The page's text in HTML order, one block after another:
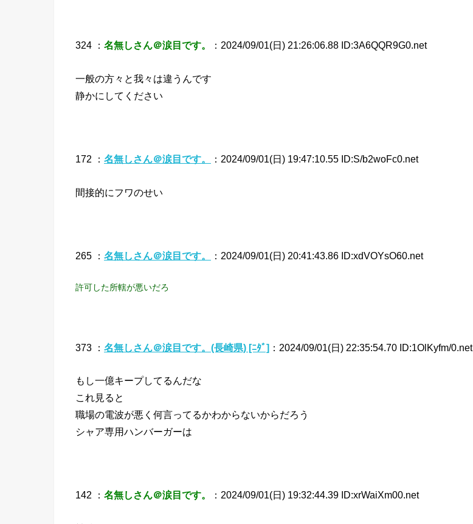
324 ： 名無しさん＠涙目です。 ：2024/09/01(日) 21:26:06.88 ID:3A6QQR9G0.net
一般の方々と我々は違うんです
静かにしてください
172 ： 名無しさん＠涙目です。 ：2024/09/01(日) 19:47:10.55 ID:S/b2woFc0.net
間接的にフワのせい
265 ： 名無しさん＠涙目です。 ：2024/09/01(日) 20:41:43.86 ID:xdVOYsO60.net
許可した所轄が悪いだろ
373 ： 名無しさん＠涙目です。(長崎県) [ﾆﾀﾞ] ：2024/09/01(日) 22:35:54.70 ID:1OlKyfm/0.net
もし一億キープしてるんだな
これ見ると
職場の電波が悪く何言ってるかわからないからだろう
シャア専用ハンバーガーは
142 ： 名無しさん＠涙目です。 ：2024/09/01(日) 19:32:44.39 ID:xrWaiXm00.net